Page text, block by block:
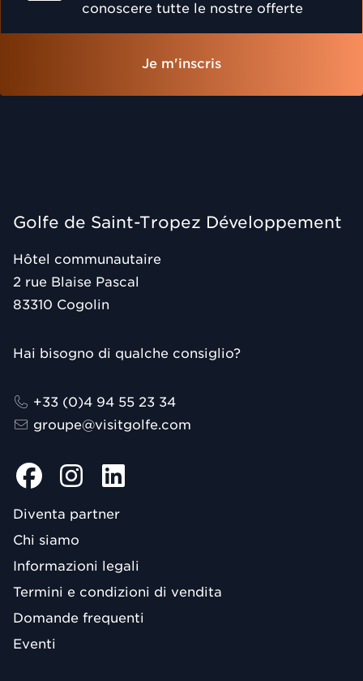
conoscere tutte le nostre offerte
Je m'inscris
Golfe de Saint-Tropez Développement
Hôtel communautaire
2 rue Blaise Pascal
83310 Cogolin
Hai bisogno di qualche consiglio?
+33 (0)4 94 55 23 34
groupe@visitgolfe.com
Diventa partner
Chi siamo
Informazioni legali
Termini e condizioni di vendita
Domande frequenti
Eventi